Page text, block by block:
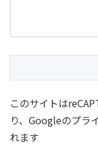
このサイトは
り、Googleのプラ
れます